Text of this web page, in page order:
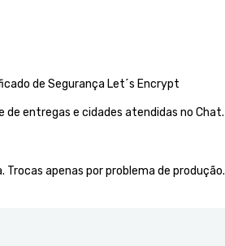
de Segurança Let´s Encrypt
de entregas e cidades atendidas no Chat.
apenas por problema de produção.